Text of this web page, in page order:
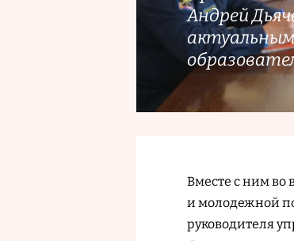
Андрей
Вместе с ним во
и молодежной
руководителя